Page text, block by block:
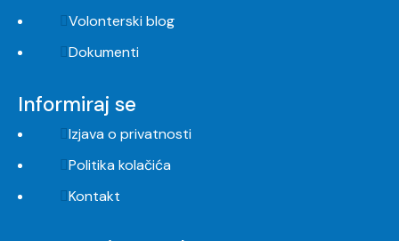
Volonterski blog
Dokumenti
Informiraj se
Izjava o privatnosti
Politika kolačića
Kontakt